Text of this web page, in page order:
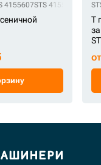
4155607STS 4155607
Т